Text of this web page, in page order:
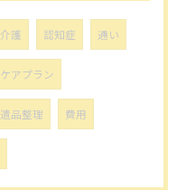
介護 認知症 通い
ケアプラン
遺品整理 費用